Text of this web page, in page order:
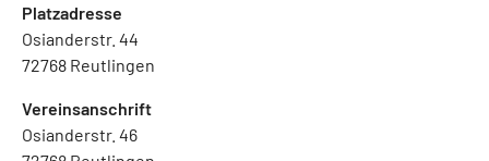
Platzadresse
Osianderstr. 44
72768 Reutlingen
Vereinsanschrift
Osianderstr. 46